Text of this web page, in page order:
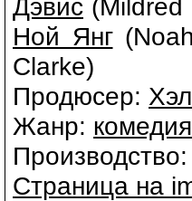
Дэвис
Ной Янг
Clarke)
Продюсер:
Жанр: комедия
Страница на